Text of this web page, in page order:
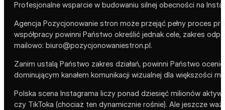
Profesjonalne wsparcie w budowaniu silnej obecności na
Agencja Pozycjonowanie stron może przejąć pełny proces
współpracy powinni Państwo określić jednak cele, zakres
mailowo: biuro@pozycjonowaniestron.pl.
Zanim ustalą Państwo zakres działań, powinni Państwo
dominującym kanałem komunikacji wizualnej dla większości
Polska scena Instagrama liczy ponad dziesięć milionów
czy TikToka (chociaż ten dynamicznie rośnie). Ale jeszcze